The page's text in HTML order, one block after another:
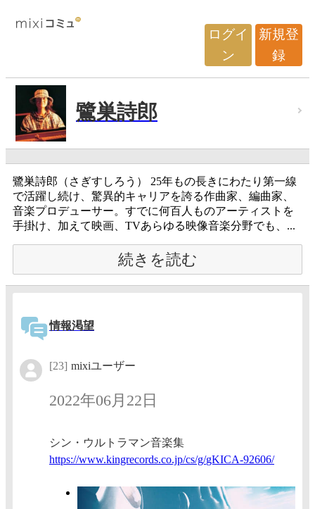
ログイ
ン
新規登
録
鷺巣詩郎
鷺巣詩郎（さぎすしろう） 25年もの長きにわたり第一線
で活躍し続け、驚異的キャリアを誇る作曲家、編曲家、
音楽プロデューサー。すでに何百人ものアーティストを
手掛け、加えて映画、TVあらゆる映像音楽分野でも、...
続きを読む
情報渇望
[23] mixiユーザー
2022年06月22日
シン・ウルトラマン音楽集
https://www.kingrecords.co.jp/cs/g/gKICA-92606/